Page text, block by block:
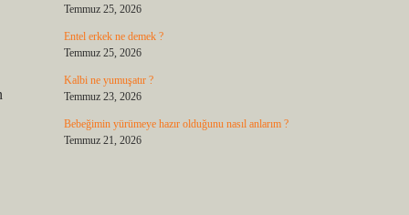
Temmuz 25, 2026
Entel erkek ne demek ?
Temmuz 25, 2026
Kalbi ne yumuşatır ?
Temmuz 23, 2026
Bebeğimin yürümeye hazır olduğunu nasıl anlarım ?
Temmuz 21, 2026